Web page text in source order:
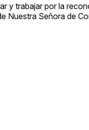
y trabajar por la
Nuestra Señora de